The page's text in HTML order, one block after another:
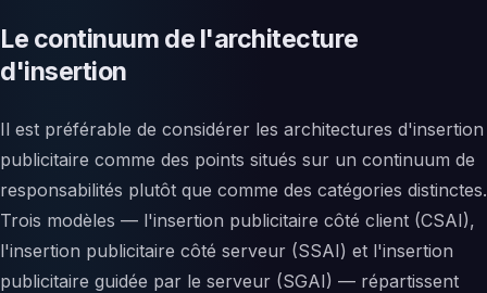
Le continuum de l'architecture
d'insertion
Il est préférable de considérer les architectures d'insertion
publicitaire comme des points situés sur un continuum de
responsabilités plutôt que comme des catégories distinctes.
Trois modèles — l'insertion publicitaire côté client (CSAI),
l'insertion publicitaire côté serveur (SSAI) et l'insertion
publicitaire guidée par le serveur (SGAI) — répartissent